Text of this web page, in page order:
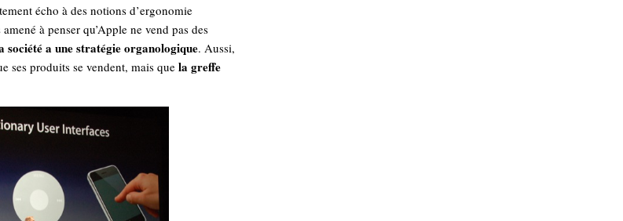
écho à des notions d’ergonomie
à penser qu’Apple ne vend pas des
société a une stratégie organologique. Aussi,
ses produits se vendent, mais que la greffe